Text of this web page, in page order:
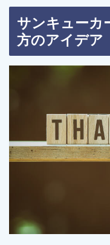
サンキューカ
方のアイデア